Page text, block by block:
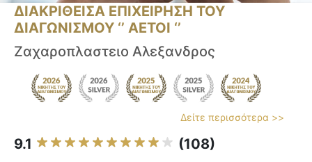
ΔΙΑΚΡΙΘΕΙΣΑ ΕΠΙΧΕΙΡΗΣΗ ΤΟΥ
ΔΙΑΓΩΝΙΣΜΟΥ ‘’ ΑΕΤΟΙ ‘’
Ζαχαροπλαστειο Αλεξανδρος
Δείτε περισσότερα >>
9.1 (108)